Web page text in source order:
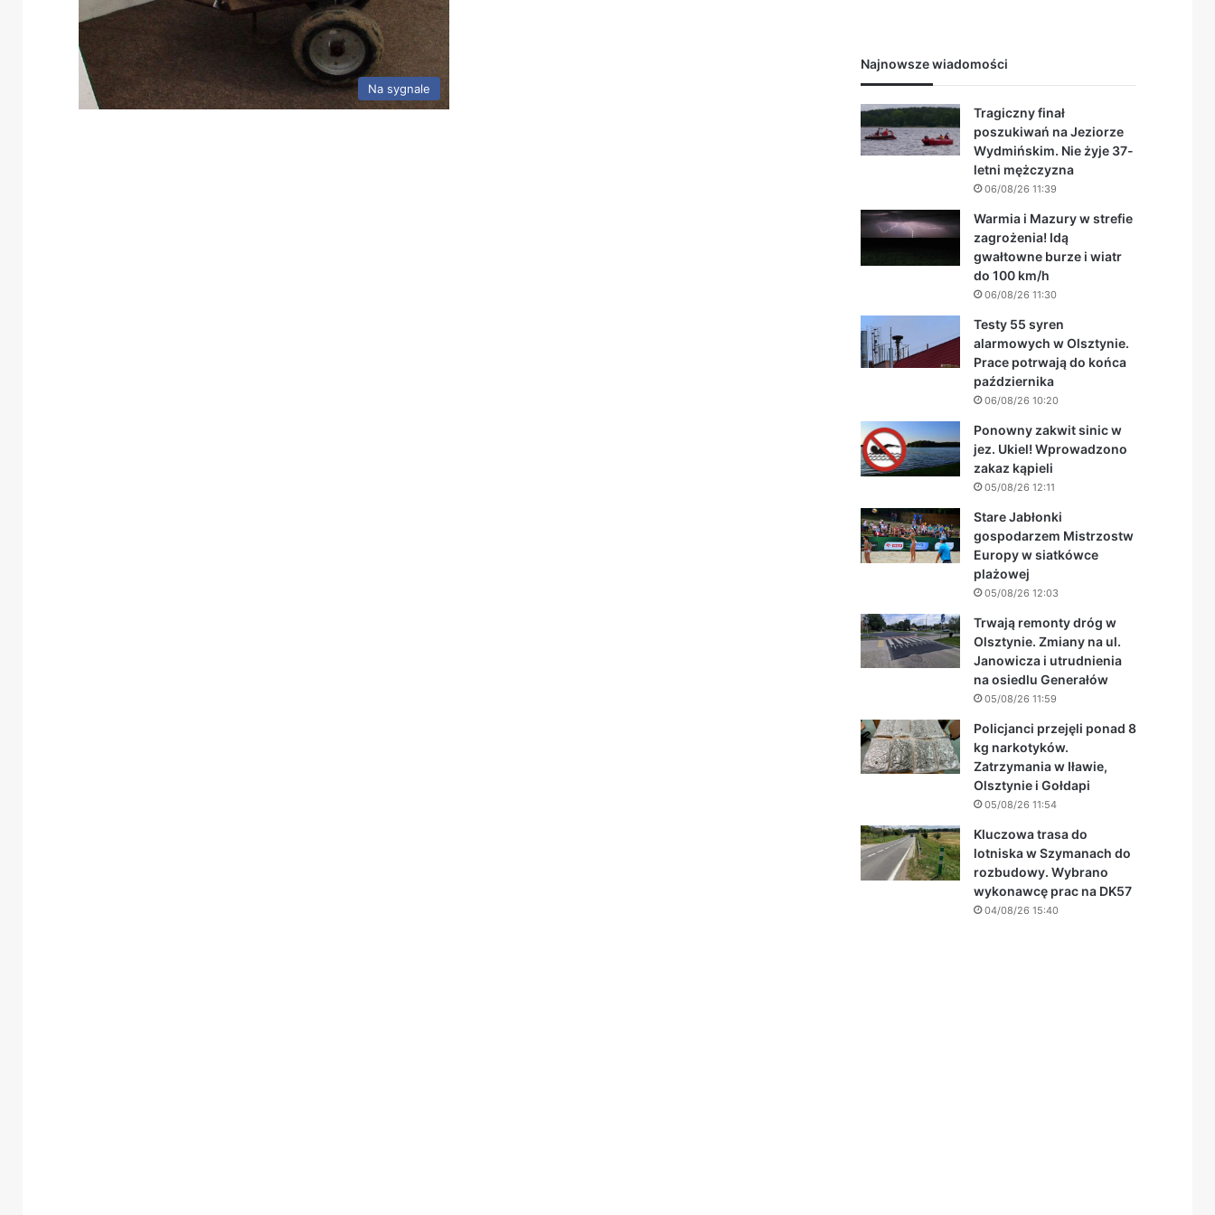
Na sygnale
Najnowsze wiadomości
Tragiczny finał
poszukiwań na Jeziorze
Wydmińskim. Nie żyje 37-
letni mężczyzna
06/08/26 11:39
Warmia i Mazury w strefie
zagrożenia! Idą
gwałtowne burze i wiatr
do 100 km/h
06/08/26 11:30
Testy 55 syren
alarmowych w Olsztynie.
Prace potrwają do końca
października
06/08/26 10:20
Ponowny zakwit sinic w
jez. Ukiel! Wprowadzono
zakaz kąpieli
05/08/26 12:11
Stare Jabłonki
gospodarzem Mistrzostw
Europy w siatkówce
plażowej
05/08/26 12:03
Trwają remonty dróg w
Olsztynie. Zmiany na ul.
Janowicza i utrudnienia
na osiedlu Generałów
05/08/26 11:59
Policjanci przejęli ponad 8
kg narkotyków.
Zatrzymania w Iławie,
Olsztynie i Gołdapi
05/08/26 11:54
Kluczowa trasa do
lotniska w Szymanach do
rozbudowy. Wybrano
wykonawcę prac na DK57
04/08/26 15:40